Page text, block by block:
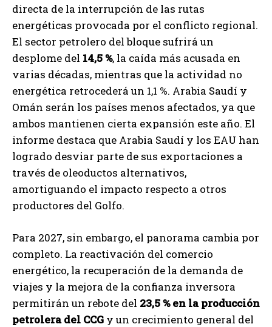
directa de la interrupción de las rutas
energéticas provocada por el conflicto regional.
El sector petrolero del bloque sufrirá un
desplome del 14,5 %, la caída más acusada en
varias décadas, mientras que la actividad no
energética retrocederá un 1,1 %. Arabia Saudí y
Omán serán los países menos afectados, ya que
ambos mantienen cierta expansión este año. El
informe destaca que Arabia Saudí y los EAU han
logrado desviar parte de sus exportaciones a
través de oleoductos alternativos,
amortiguando el impacto respecto a otros
productores del Golfo.
Para 2027, sin embargo, el panorama cambia por
completo. La reactivación del comercio
energético, la recuperación de la demanda de
viajes y la mejora de la confianza inversora
permitirán un rebote del 23,5 % en la producción
petrolera del CCG y un crecimiento general del